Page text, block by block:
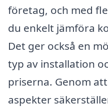
företag, och med
du enkelt jämföra
Det ger också en
typ av installation
priserna. Genom
aspekter